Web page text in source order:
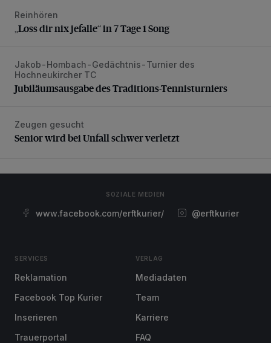
„Loss dir nix jefalle“ in 7 Tage 1 Song
Reinhören
„Loss dir nix jefalle“ in 7 Tage 1 Song
Jubiläumsausgabe des Traditions-Tennisturniers
Jakob-Hombach-Gedächtnis-Turnier des
Hochneukircher TC
Jubiläumsausgabe des Traditions-Tennisturniers
Senior wird bei Unfall schwer verletzt
Zeugen gesucht
Senior wird bei Unfall schwer verletzt
SOZIALE MEDIEN
www.facebook.com/erftkurier/ @erftkurier
SERVICES
Reklamation
Facebook Top Kurier
Inserieren
Trauerportal
VERLAG
Mediadaten
Team
Karriere
FAQ